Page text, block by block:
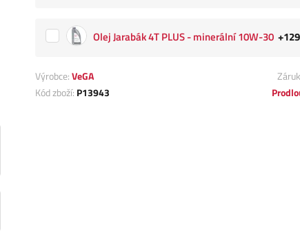
Olej Jarabák 4T PLUS - minerální 10W-30
Výrobce:VeGA
Kód zboží: P13943